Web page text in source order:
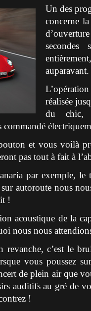
Un des
concerne
auparavant.
réalisée
du chic,
commandé
et vous voilà
pas tout à fait à
par exemple, le
autoroute nous
!
acoustique de la
nous nous
revanche, c’est le
vous poussez
de plein air que
auditifs au gré de
!